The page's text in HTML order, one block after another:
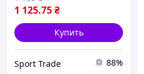
1 125.75₴
Купить
Sport Trade 88%